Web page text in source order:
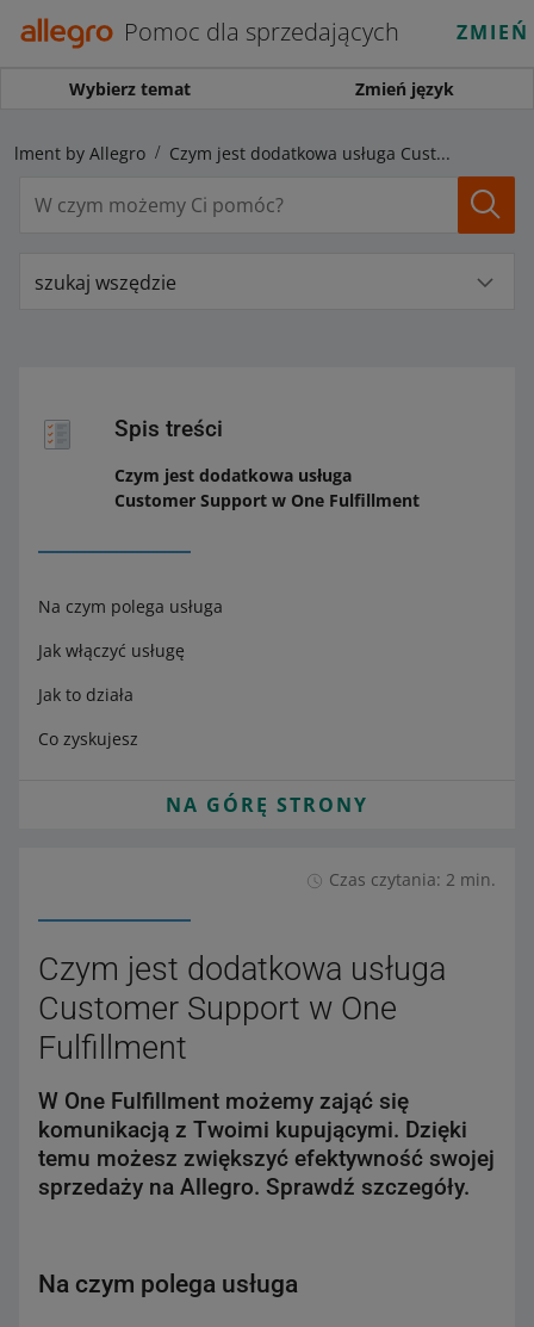
Pomoc dla sprzedających
Wybierz temat Zmień język
by Allegro Czym jest dodatkowa usługa Customer Support w One Fulfillment
szukaj wszędzie
Spis treści
Czym jest dodatkowa usługa
Customer Support w One Fulfillment
Na czym polega usługa
Jak włączyć usługę
Jak to działa
Co zyskujesz
NA GÓRĘ STRONY
Czas czytania: 2 min.
Czym jest dodatkowa usługa
Customer Support w One
Fulfillment
W One Fulfillment możemy zająć się
komunikacją z Twoimi kupującymi. Dzięki
temu możesz zwiększyć efektywność swojej
sprzedaży na Allegro. Sprawdź szczegóły.
Na czym polega usługa